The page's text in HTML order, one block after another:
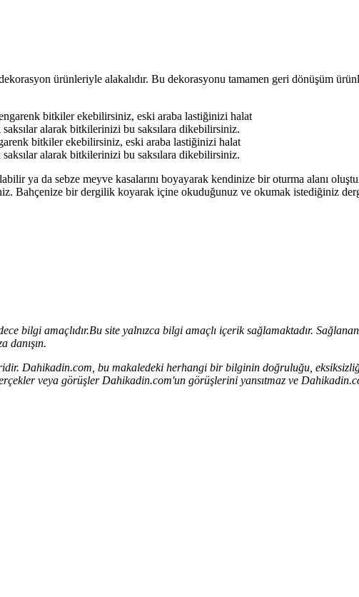
ürünleriyle alakalıdır. Bu dekorasyonu tamamen geri dönüşüm
bitkiler ekebilirsiniz, eski araba lastiğinizi halat
saksılar alarak bitkilerinizi bu saksılara dikebilirsiniz.
ya da sebze meyve kasalarını boyayarak kendinize bir oturma alanı
Bahçenize bir dergilik koyarak içine okuduğunuz ve okumak istediğiniz
bilgi amaçlıdır.Bu site yalnızca bilgi amaçlı içerik sağlamaktadır.
danışın.
Dahikadin.com, bu makaledeki herhangi bir bilginin doğruluğu,
veya görüşler Dahikadin.com'un görüşlerini yansıtmaz ve